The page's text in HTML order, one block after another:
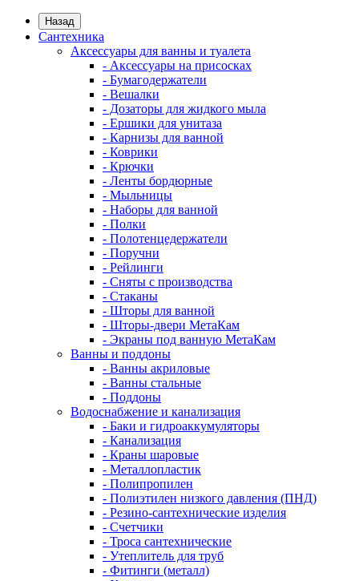
Назад
Сантехника
Аксессуары для ванны и туалета
- Аксессуары на присосках
- Бумагодержатели
- Вешалки
- Дозаторы для жидкого мыла
- Ершики для унитаза
- Карнизы для ванной
- Коврики
- Крючки
- Ленты бордюрные
- Мыльницы
- Наборы для ванной
- Полки
- Полотенцедержатели
- Поручни
- Рейлинги
- Сняты с производства
- Стаканы
- Шторы для ванной
- Шторы-двери МетаКам
- Экраны под ванную МетаКам
Ванны и поддоны
- Ванны акриловые
- Ванны стальные
- Поддоны
Водоснабжение и канализация
- Баки и гидроаккумуляторы
- Канализация
- Краны шаровые
- Металлопластик
- Полипропилен
- Полиэтилен низкого давления (ПНД)
- Резино-сантехнические изделия
- Счетчики
- Троса сантехнические
- Утеплитель для труб
- Фитинги (металл)